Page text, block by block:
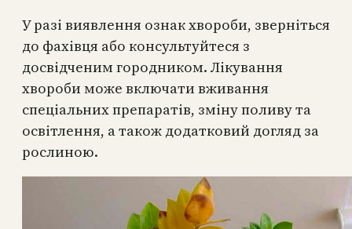
У разі виявлення ознак хвороби, зверніться
до фахівця або консультуйтеся з
досвідченим городником. Лікування
хвороби може включати вживання
спеціальних препаратів, зміну поливу та
освітлення, а також додатковий догляд за
рослиною.